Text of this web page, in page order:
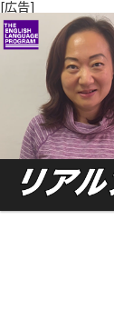
[広告]